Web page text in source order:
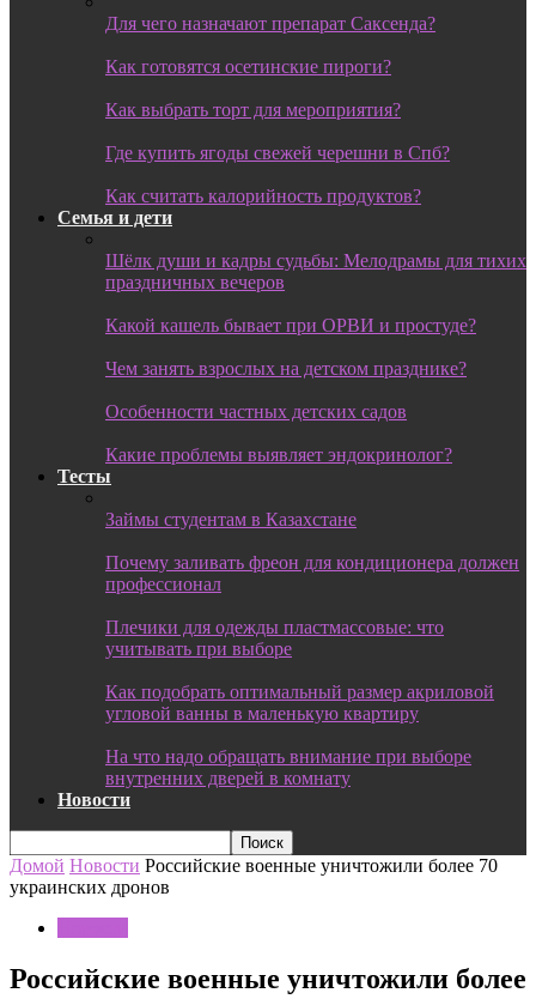
Для чего назначают препарат Саксенда?
Как готовятся осетинские пироги?
Как выбрать торт для мероприятия?
Где купить ягоды свежей черешни в Спб?
Как считать калорийность продуктов?
Семья и дети
Шёлк души и кадры судьбы: Мелодрамы для тихих
праздничных вечеров
Какой кашель бывает при ОРВИ и простуде?
Чем занять взрослых на детском празднике?
Особенности частных детских садов
Какие проблемы выявляет эндокринолог?
Тесты
Займы студентам в Казахстане
Почему заливать фреон для кондиционера должен
профессионал
Плечики для одежды пластмассовые: что
учитывать при выборе
Как подобрать оптимальный размер акриловой
угловой ванны в маленькую квартиру
На что надо обращать внимание при выборе
внутренних дверей в комнату
Новости
Домой Новости Российские военные уничтожили более 70
украинских дронов
Российские военные уничтожили более